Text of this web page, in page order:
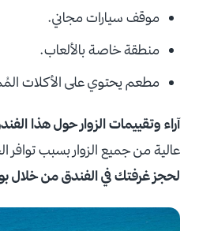
موقف سيارات مجاني.
منطقة خاصة بالألعاب.
مطعم يحتوي على الأكلات
آراء وتقييمات الزوار حول هذا
عالية من جميع الزوار بسبب توافر
لحجز غرفتك في الفندق من خلال